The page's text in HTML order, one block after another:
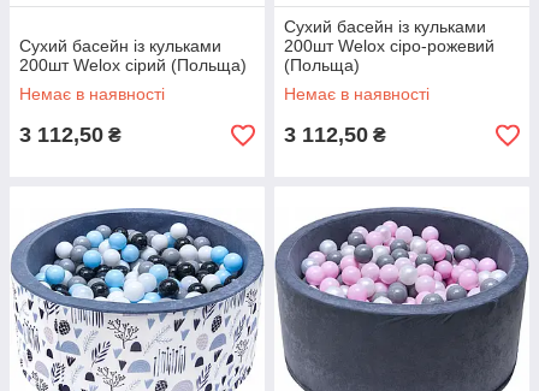
Сухий басейн із кульками
200шт Welox сірий (Польща)
Немає в наявності
3 112,50 ₴
Сухий басейн із кульками
200шт Welox сіро-рожевий
(Польща)
Немає в наявності
3 112,50 ₴